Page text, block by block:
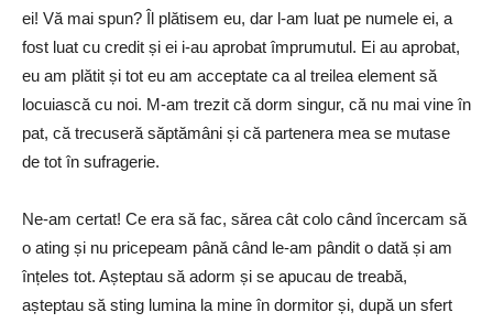
ei! Vă mai spun? Îl plătisem eu, dar l-am luat pe numele ei, a
fost luat cu credit și ei i-au aprobat împrumutul. Ei au aprobat,
eu am plătit și tot eu am acceptate ca al treilea element să
locuiască cu noi. M-am trezit că dorm singur, că nu mai vine în
pat, că trecuseră săptămâni și că partenera mea se mutase
de tot în sufragerie.
Ne-am certat! Ce era să fac, sărea cât colo când încercam să
o ating și nu pricepeam până când le-am pândit o dată și am
înțeles tot. Așteptau să adorm și se apucau de treabă,
așteptau să sting lumina la mine în dormitor și, după un sfert